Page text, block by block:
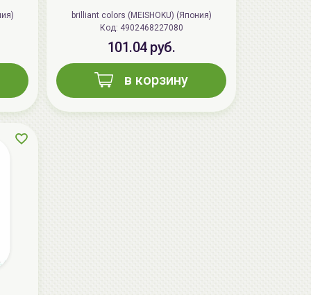
увлажняющий, 250мл
19.99 руб.
27.38 руб.
brilliant colors (MEISHOKU) (Япония)
Код: 4902468227080
101.04 руб.
в корзину